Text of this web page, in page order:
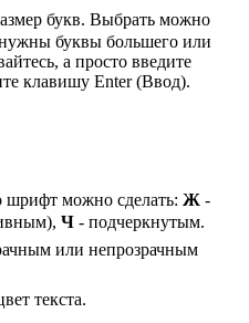
букв. Выбрать можно
буквы большего или
а просто введите
клавишу Enter (Ввод).
шрифт можно сделать: Ж -
Ч - подчеркнутым.
или непрозрачным
текста.